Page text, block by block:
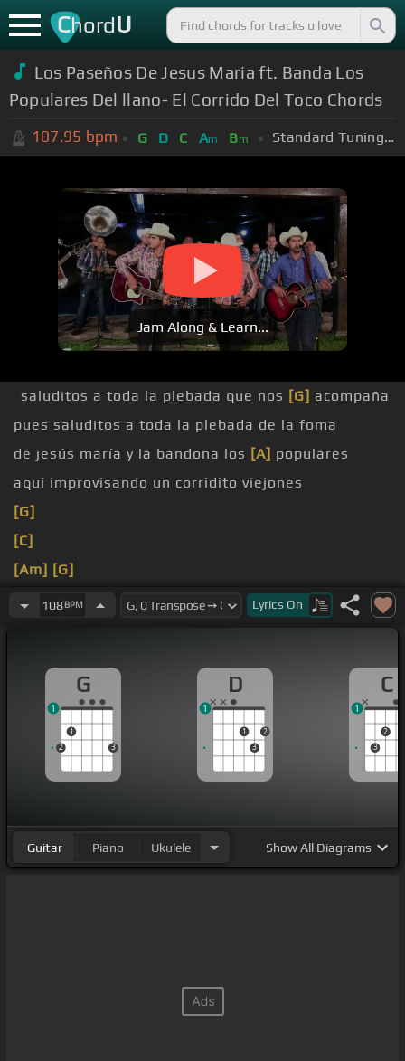
ChordU
Los Paseños De Jesus Maria ft. Banda Los
Populares Del llano- El Corrido Del Toco Chords
107.95 bpm G D C Am Bm Standard Tuning (EADGBE)
Jam Along & Learn...
saluditos a toda la plebada que nos [G] acompaña
pues saluditos a toda la plebada de la foma
de jesús maría y la bandona los [A] populares
aquí improvisando un corridito viejones
[G]
[C]
[Am] [G]
108BPM Lyrics On
G
2
1
3
1
D
1
3
2
1
C
3
2
1
Guitar Piano Ukulele ShowAll Diagrams